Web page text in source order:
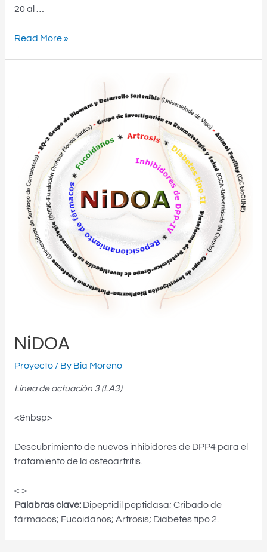
20 al …
Read More »
NiDOA
Proyecto/ By Bia Moreno
Línea de actuación 3 (LA3)
<&nbsp>
Descubrimiento de nuevos inhibidores de DPP4 para el
tratamiento de la osteoartritis.
< >
Palabras clave:Dipeptidil peptidasa; Cribado de
fármacos; Fucoidanos; Artrosis; Diabetes tipo 2.